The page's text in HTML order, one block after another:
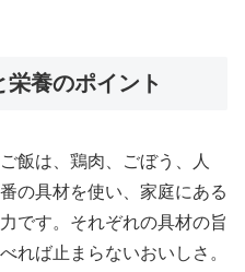
養のポイント
飯は、鶏肉、ごぼう、人
の具材を使い、家庭にある
です。それぞれの具材の旨
れば止まらないおいしさ。